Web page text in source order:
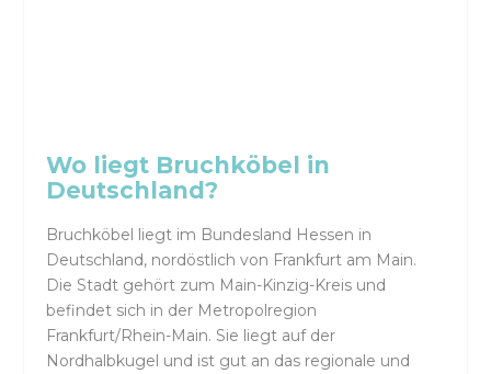
Wo liegt Bruchköbel in
Deutschland?
Bruchköbel liegt im Bundesland Hessen in
Deutschland, nordöstlich von Frankfurt am Main.
Die Stadt gehört zum Main-Kinzig-Kreis und
befindet sich in der Metropolregion
Frankfurt/Rhein-Main. Sie liegt auf der
Nordhalbkugel und ist gut an das regionale und